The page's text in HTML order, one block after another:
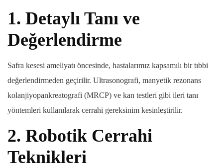
1. Detaylı Tanı ve
Değerlendirme
Safra kesesi ameliyatı öncesinde, hastalarımız kapsamılı bir tıbbi
değerlendirmeden geçirilir. Ultrasonografi, manyetik rezonans
kolanjiyopankreatografi (MRCP) ve kan testleri gibi ileri tanı
yöntemleri kullanılarak cerrahi gereksinim kesinleştirilir.
2. Robotik Cerrahi
Teknikleri